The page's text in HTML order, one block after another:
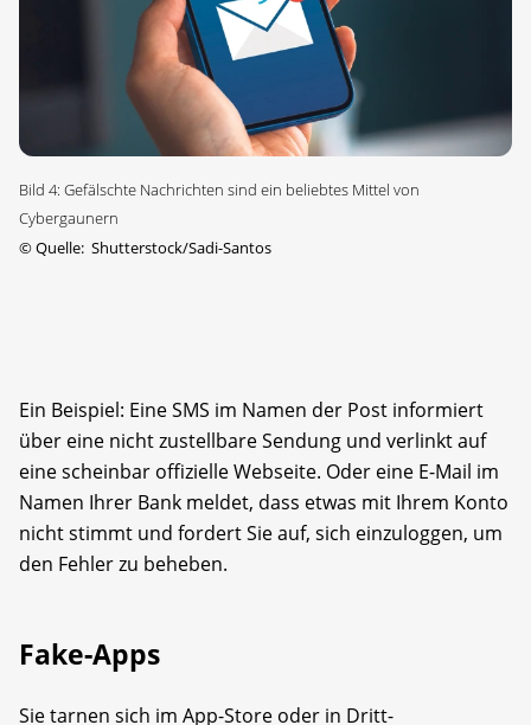
Bild 4: Gefälschte Nachrichten sind ein beliebtes Mittel von
Cybergaunern
©Quelle: Shutterstock/Sadi-Santos
Ein Beispiel: Eine SMS im Namen der Post informiert
über eine nicht zustellbare Sendung und verlinkt auf
eine scheinbar offizielle Webseite. Oder eine E-Mail im
Namen Ihrer Bank meldet, dass etwas mit Ihrem Konto
nicht stimmt und fordert Sie auf, sich einzuloggen, um
den Fehler zu beheben.
Fake-Apps
Sie tarnen sich im App-Store oder in Dritt­